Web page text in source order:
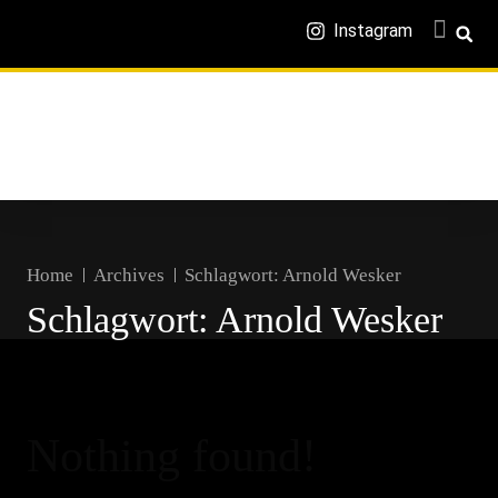
Instagram
Home Archives Schlagwort: Arnold Wesker
Schlagwort: Arnold Wesker